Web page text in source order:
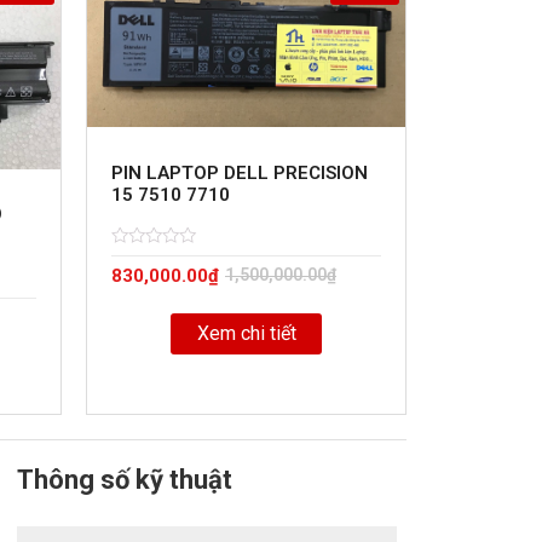
PIN LAPTOP DELL PRECISION
15 7510 7710
0
1,500,000.00₫
830,000.00₫
Xem chi tiết
Thông số kỹ thuật